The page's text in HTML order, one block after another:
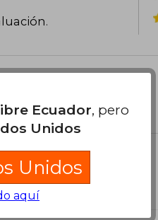
.
Ecuador, pero
Unidos
Unidos
aquí